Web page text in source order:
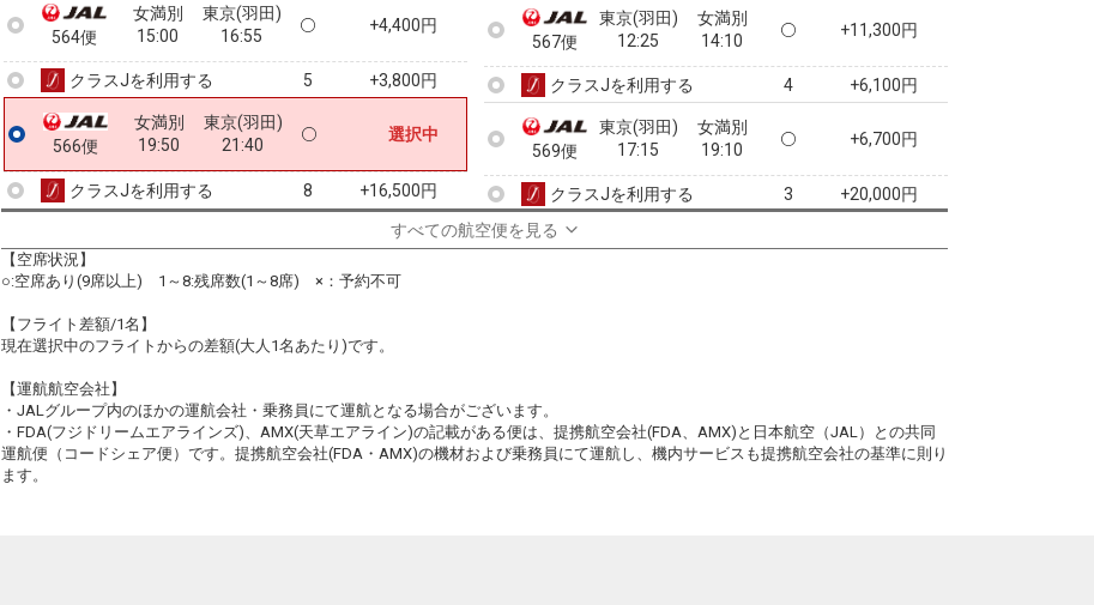
564便
女満別
15:00
東京(羽田)
16:55
+4,400円
クラスJを利用する 5 +3,800円
566便
女満別
19:50
東京(羽田)
21:40
選択中
クラスJを利用する 8 +16,500円
567便
東京(羽田)
12:25
女満別
14:10
+11,300円
クラスJを利用する 4 +6,100円
569便
東京(羽田)
17:15
女満別
19:10
+6,700円
クラスJを利用する 3
+20,000円
すべての航空便を見る
【空席状況】
○:空席あり(9席以上) 1～8:残席数(1～8席) ×：予約不可
【フライト差額/1名】
現在選択中のフライトからの差額(大人1名あたり)です。
【運航航空会社】
・JALグループ内のほかの運航会社・乗務員にて運航となる場合がございます。
・FDA(フジドリームエアラインズ)、AMX(天草エアライン)の記載がある便は、提携航空会社(FDA、AMX)と日本航空（JAL）との共同
運航便（コードシェア便）です。提携航空会社(FDA・AMX)の機材および乗務員にて運航し、機内サービスも提携航空会社の基準に則り
ます。